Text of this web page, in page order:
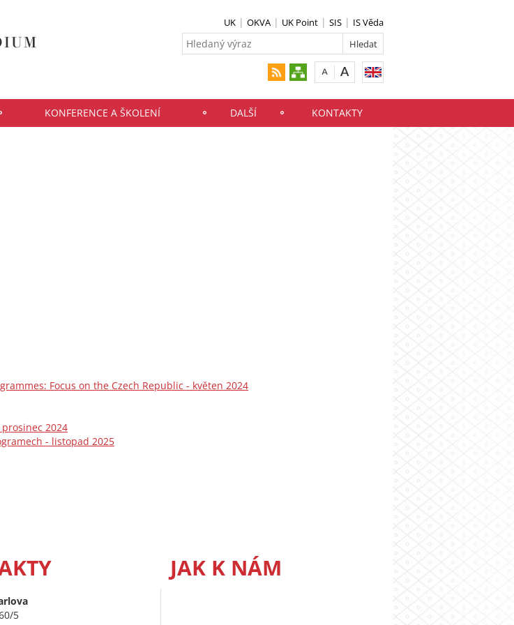
UK OKVA UK Point SIS IS Věda
KONFERENCE A ŠKOLENÍ DALŠÍ KONTAKTY
Focus on the Czech Republic - květen 2024
2024
- listopad 2025
5
JAK K NÁM